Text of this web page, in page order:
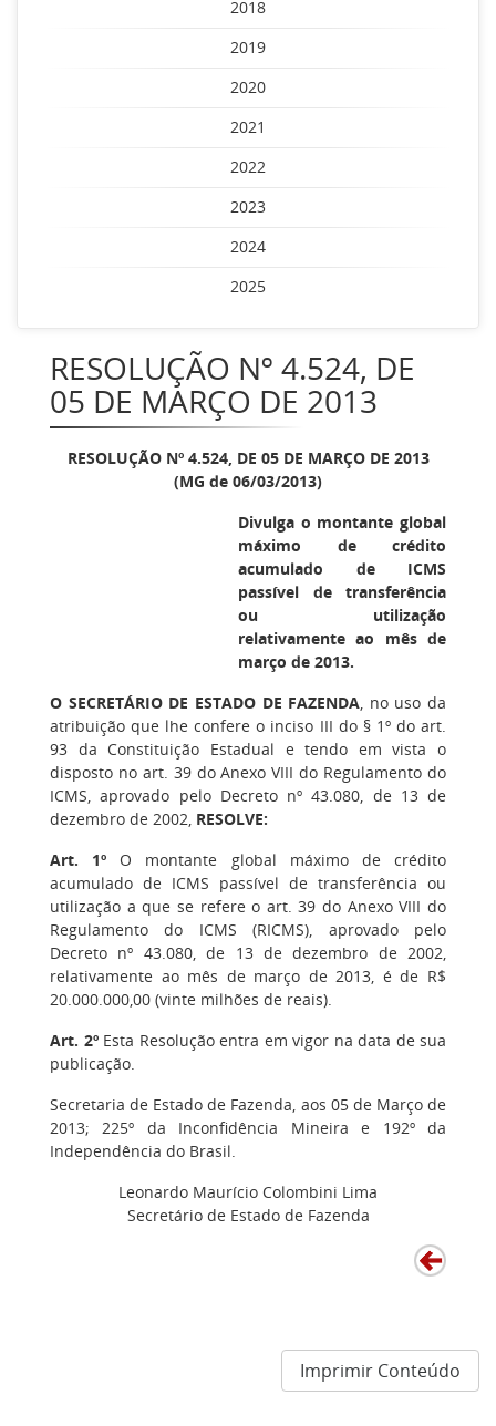
2018
2019
2020
2021
2022
2023
2024
2025
RESOLUÇÃO Nº 4.524, DE
05 DE MARÇO DE 2013
RESOLUÇÃO Nº 4.524, DE 05 DE MARÇO DE 2013
(MG de 06/03/2013)
Divulga o montante global
máximo de crédito
acumulado de ICMS
passível de transferência
ou utilização
relativamente ao mês de
março de 2013.
O SECRETÁRIO DE ESTADO DE FAZENDA, no uso da
atribuição que lhe confere o inciso III do § 1º do art.
93 da Constituição Estadual e tendo em vista o
disposto no art. 39 do Anexo VIII do Regulamento do
ICMS, aprovado pelo Decreto nº 43.080, de 13 de
dezembro de 2002, RESOLVE:
Art. 1º O montante global máximo de crédito
acumulado de ICMS passível de transferência ou
utilização a que se refere o art. 39 do Anexo VIII do
Regulamento do ICMS (RICMS), aprovado pelo
Decreto nº 43.080, de 13 de dezembro de 2002,
relativamente ao mês de março de 2013, é de R$
20.000.000,00 (vinte milhões de reais).
Art. 2ºEsta Resolução entra em vigor na data de sua
publicação.
Secretaria de Estado de Fazenda, aos 05 de Março de
2013; 225º da Inconfidência Mineira e 192º da
Independência do Brasil.
Leonardo Maurício Colombini Lima
Secretário de Estado de Fazenda
Imprimir Conteúdo